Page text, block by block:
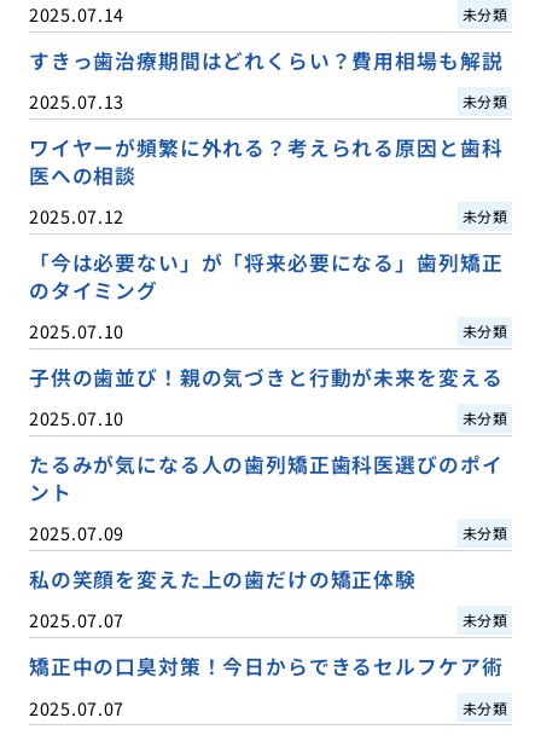
2025.07.14 未分類
すきっ歯治療期間はどれくらい？費用相場も解説
2025.07.13 未分類
ワイヤーが頻繁に外れる？考えられる原因と歯科
医への相談
2025.07.12 未分類
「今は必要ない」が「将来必要になる」歯列矯正
のタイミング
2025.07.10 未分類
子供の歯並び！親の気づきと行動が未来を変える
2025.07.10 未分類
たるみが気になる人の歯列矯正歯科医選びのポイ
ント
2025.07.09 未分類
私の笑顔を変えた上の歯だけの矯正体験
2025.07.07 未分類
矯正中の口臭対策！今日からできるセルフケア術
2025.07.07 未分類